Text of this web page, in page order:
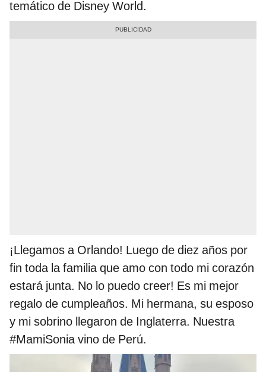
temático de Disney World.
¡Llegamos a Orlando! Luego de diez años por
fin toda la familia que amo con todo mi corazón
estará junta. No lo puedo creer! Es mi mejor
regalo de cumpleaños. Mi hermana, su esposo
y mi sobrino llegaron de Inglaterra. Nuestra
#MamiSonia vino de Perú.